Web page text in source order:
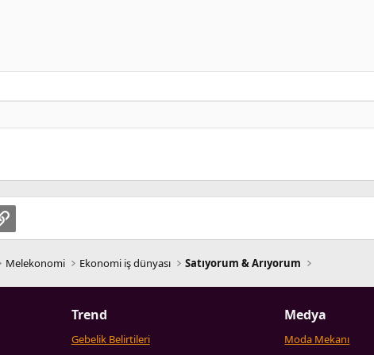
Link
Melekonomi Ekonomi iş dünyası Satıyorum & Arıyorum
Trend
Gebelik Belirtileri
Medya
Moda Mekanı